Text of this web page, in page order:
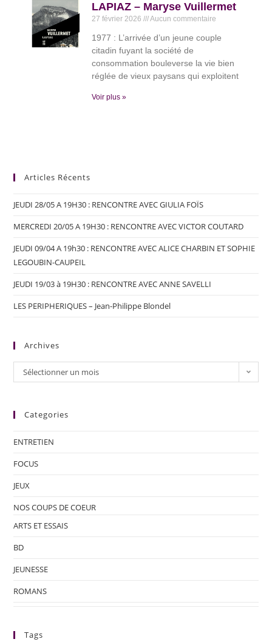
LAPIAZ – Maryse Vuillermet
27 février 2026 Aucun commentaire
1977 : L’arrivée d’un jeune couple
citadin fuyant la société de
consommation bouleverse la vie bien
réglée de vieux paysans qui exploitent
Voir plus »
Articles Récents
JEUDI 28/05 A 19H30 : RENCONTRE AVEC GIULIA FOÏS
MERCREDI 20/05 A 19H30 : RENCONTRE AVEC VICTOR COUTARD
JEUDI 09/04 A 19h30 : RENCONTRE AVEC ALICE CHARBIN ET SOPHIE
LEGOUBIN-CAUPEIL
JEUDI 19/03 à 19H30 : RENCONTRE AVEC ANNE SAVELLI
LES PERIPHERIQUES – Jean-Philippe Blondel
Archives
Sélectionner un mois
Categories
ENTRETIEN
FOCUS
JEUX
NOS COUPS DE COEUR
ARTS ET ESSAIS
BD
JEUNESSE
ROMANS
Tags